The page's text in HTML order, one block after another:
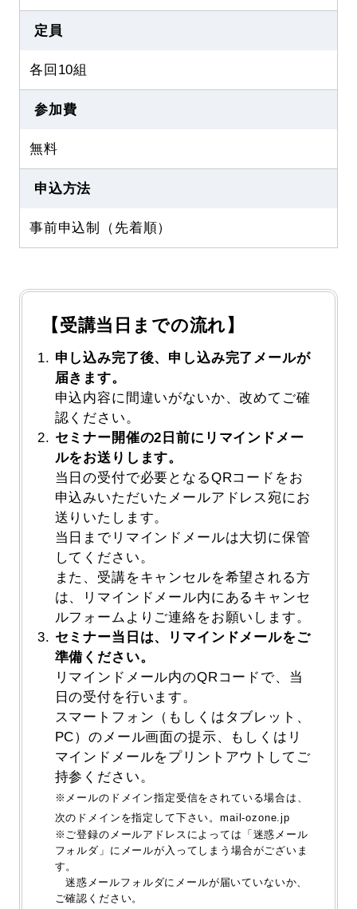
定員
各回10組
参加費
無料
申込方法
事前申込制（先着順）
【受講当日までの流れ】
申し込み完了後、申し込み完了メールが
届きます。
申込内容に間違いがないか、改めてご確
認ください。
セミナー開催の2日前にリマインドメー
ルをお送りします。
当日の受付で必要となるQRコードをお
申込みいただいたメールアドレス宛にお
送りいたします。
当日までリマインドメールは大切に保管
してください。
また、受講をキャンセルを希望される方
は、リマインドメール内にあるキャンセ
ルフォームよりご連絡をお願いします。
セミナー当日は、リマインドメールをご
準備ください。
リマインドメール内のQRコードで、当
日の受付を行います。
スマートフォン（もしくはタブレット、
PC）のメール画面の提示、もしくはリ
マインドメールをプリントアウトしてご
持参ください。
※メールのドメイン指定受信をされている場合は、
次のドメインを指定して下さい。mail-ozone.jp
※ご登録のメールアドレスによっては「迷惑メール
フォルダ」にメールが入ってしまう場合がございま
す。
迷惑メールフォルダにメールが届いていないか、
ご確認ください。